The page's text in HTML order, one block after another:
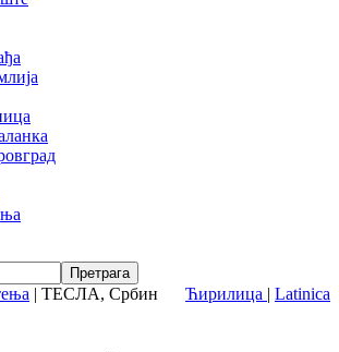
Ћирилица | Latinica
| ТЕСЛА, Србин